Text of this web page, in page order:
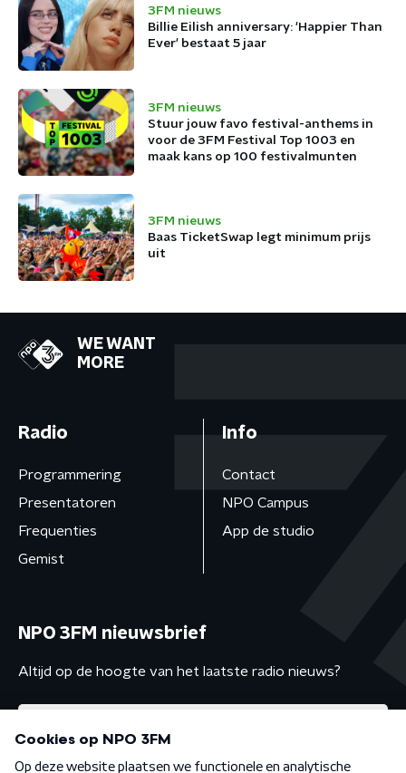
3FM nieuws
Billie Eilish anniversary: 'Happier Than
Ever' bestaat 5 jaar
3FM nieuws
Stuur jouw favo festival-anthems in
voor de 3FM Festival Top 1003 en
maak kans op 100 festivalmunten
3FM nieuws
Baas TicketSwap legt minimum prijs
uit
WE WANT
MORE
Radio
Programmering
Presentatoren
Frequenties
Gemist
Info
Contact
NPO Campus
App de studio
NPO 3FM nieuwsbrief
Altijd op de hoogte van het laatste radio nieuws?